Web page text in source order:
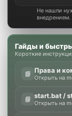
Не нашли
внедрением.
Гайды и
Короткие
📘 Права и
Открыть на
📘 start.bat /
Открыть на